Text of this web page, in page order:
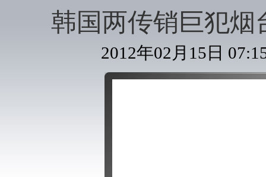
韩国两传销巨犯烟
2012年02月15日